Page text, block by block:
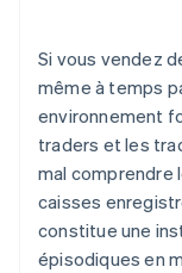
Internet
Utiliser votre
Si vous vendez
même à temps
environnement
traders et les
mal comprendre
caisses
constitue une
épisodiques en